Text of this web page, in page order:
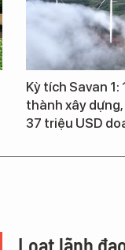
Kỳ tích Savan
thành xây
37 triệu USD
Loạt lãnh